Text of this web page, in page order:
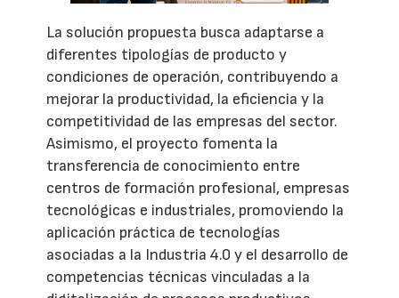
La solución propuesta busca adaptarse a
diferentes tipologías de producto y
condiciones de operación, contribuyendo a
mejorar la productividad, la eficiencia y la
competitividad de las empresas del sector.
Asimismo, el proyecto fomenta la
transferencia de conocimiento entre
centros de formación profesional, empresas
tecnológicas e industriales, promoviendo la
aplicación práctica de tecnologías
asociadas a la Industria 4.0 y el desarrollo de
competencias técnicas vinculadas a la